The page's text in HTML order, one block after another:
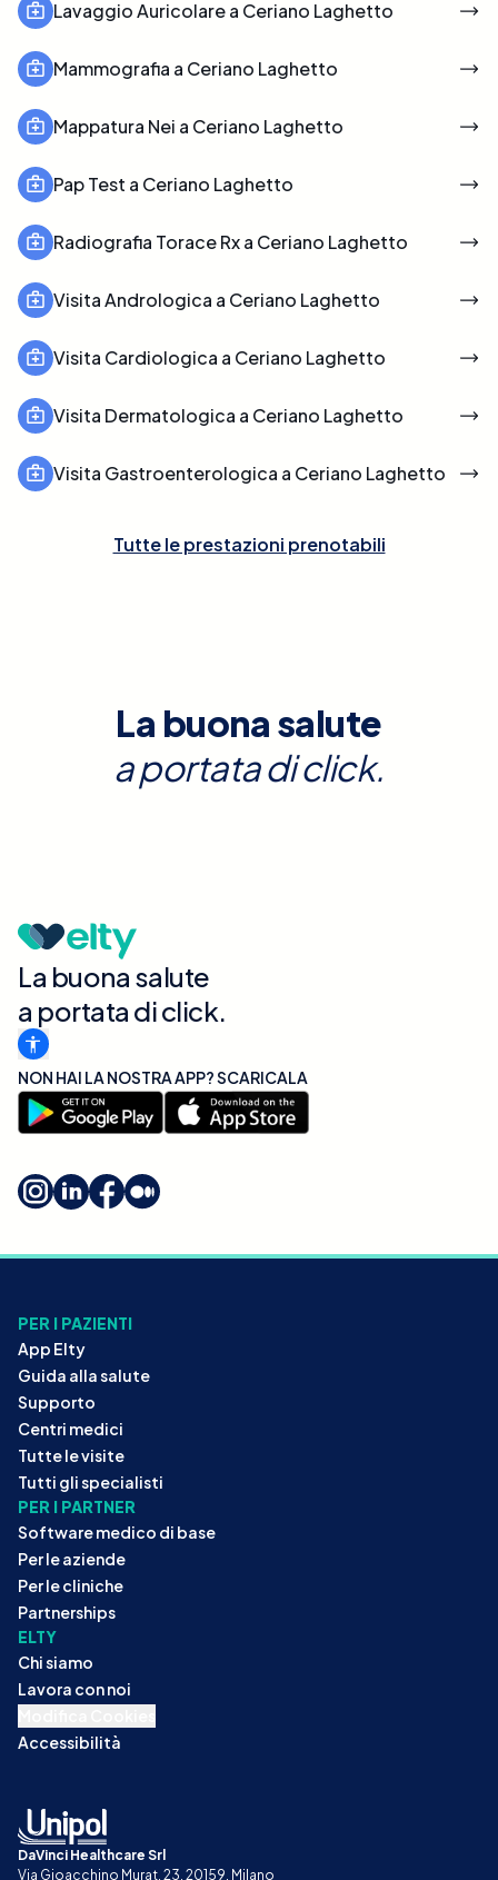
Lavaggio Auricolare a Ceriano Laghetto
Mammografia a Ceriano Laghetto
Mappatura Nei a Ceriano Laghetto
Pap Test a Ceriano Laghetto
Radiografia Torace Rx a Ceriano Laghetto
Visita Andrologica a Ceriano Laghetto
Visita Cardiologica a Ceriano Laghetto
Visita Dermatologica a Ceriano Laghetto
Visita Gastroenterologica a Ceriano Laghetto
Tutte le prestazioni prenotabili
La buona salute
a portata di click.
La buona salute
a portata di click.
NON HAI LA NOSTRA APP? SCARICALA
PER I PAZIENTI
App Elty
Guida alla salute
Supporto
Centri medici
Tutte le visite
Tutti gli specialisti
PER I PARTNER
Software medico di base
Per le aziende
Per le cliniche
Partnerships
ELTY
Chi siamo
Lavora con noi
Accessibilità
DaVinci Healthcare Srl
Via Gioacchino Murat, 23, 20159, Milano